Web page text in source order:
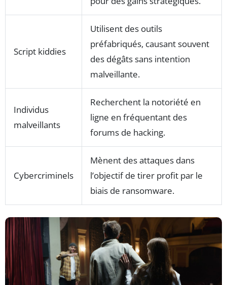
Script kiddies
Utilisent des outils
préfabriqués, causant souvent
des dégâts sans intention
malveillante.
Individus
malveillants
Recherchent la notoriété en
ligne en fréquentant des
forums de hacking.
Cybercriminels
Mènent des attaques dans
l’objectif de tirer profit par le
biais de ransomware.